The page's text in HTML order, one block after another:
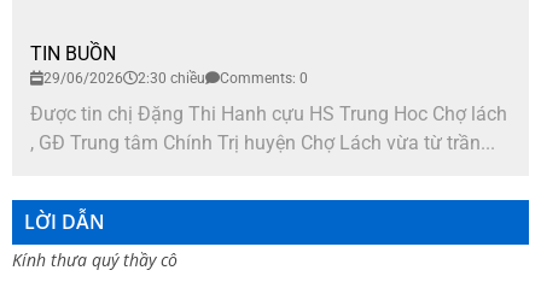
TIN BUỒN
29/06/2026 2:30 chiều Comments: 0
Được tin chị Đặng Thi Hanh cựu HS Trung Hoc Chợ lách
, GĐ Trung tâm Chính Trị huyện Chợ Lách vừa từ trần...
LỜI DẪN
Kính thưa quý thầy cô